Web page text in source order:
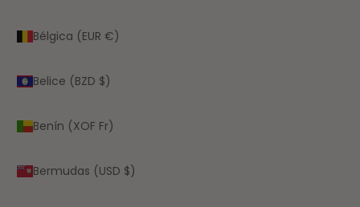
Bélgica (EUR €)
Belice (BZD $)
Benín (XOF Fr)
Bermudas (USD $)